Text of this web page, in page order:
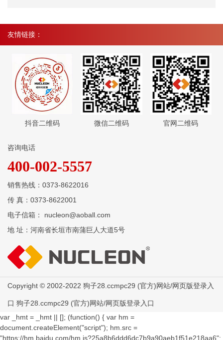
友情链接：
抖音二维码 微信二维码 官网二维码
咨询电话
400-002-5557
销售热线：0373-8622016
传 真：0373-8622001
电子信箱： nucleon@aoball.com
地 址：河南省长垣市南蒲巨人大道5号
Copyright © 2002-2022 狗子28.ccmpc29 (官方)网站/网页版登录入
口 狗子28.ccmpc29 (官方)网站/网页版登录入口
var _hmt = _hmt || []; (function() { var hm =
document.createElement("script"); hm.src =
"https://hm.baidu.com/hm.js?25a8b6ddd6dc7b9a90aeb1f51e218aa6";